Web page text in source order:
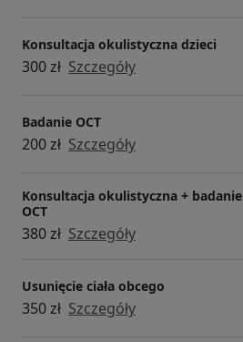
Konsultacja okulistyczna dzieci
300 zł Szczegóły
Badanie OCT
200 zł Szczegóły
Konsultacja okulistyczna + badanie
OCT
380 zł Szczegóły
Usunięcie ciała obcego
350 zł Szczegóły